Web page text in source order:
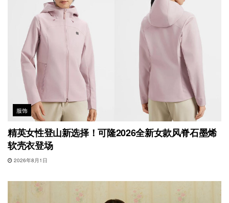
服饰
精英女性登山新选择！可隆2026全新女款风脊石墨烯
软壳衣登场
2026年8月1日